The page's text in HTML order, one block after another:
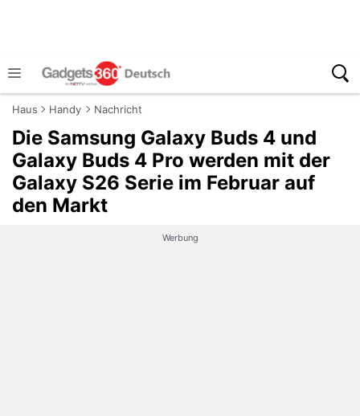
Haus Handy Nachricht
Die Samsung Galaxy Buds 4 und
Galaxy Buds 4 Pro werden mit der
Galaxy S26 Serie im Februar auf
den Markt
Werbung